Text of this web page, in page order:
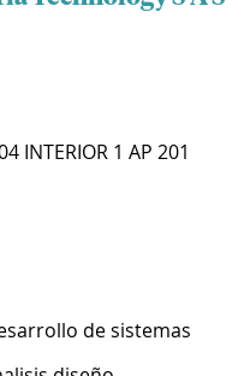
INTERIOR 1 AP 201
de sistemas